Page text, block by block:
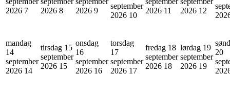
2026 7
2026 8
2026 9
september
2026 10
2026 11
2026 12
mandag
14
september
2026 14
tirsdag 15
september
2026 15
onsdag
16
september
2026 16
torsdag
17
september
2026 17
fredag 18
september
2026 18
lørdag 19
september
2026 19
20